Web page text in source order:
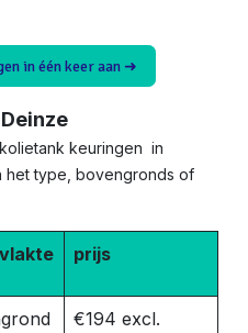
in één keer aan ➜
keuringen in
het type, bovengronds of
prijs
€194 excl.